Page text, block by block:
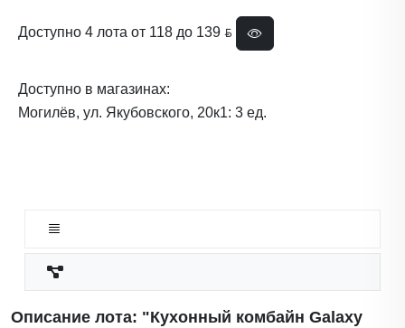
Доступно 4 лота от 118 до 139 ƃ
Доступно в магазинах:
Могилёв, ул. Якубовского, 20к1: 3 ед.
Описание лота: "Кухонный комбайн Galaxy